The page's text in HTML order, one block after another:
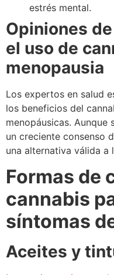
estrés mental.
Opiniones
el uso de
menopausia
Los expertos en salud
los beneficios del
menopáusicas. Aunque
un creciente consenso
una alternativa válida a
Formas de
cannabis
síntomas
Aceites y